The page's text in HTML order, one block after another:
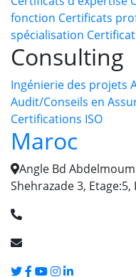
fonction Certificats
spécialisation
Consulting
Ingénierie des projets
Audit/Conseils en
Certifications ISO
Maroc
Angle Bd
Shehrazade 3,